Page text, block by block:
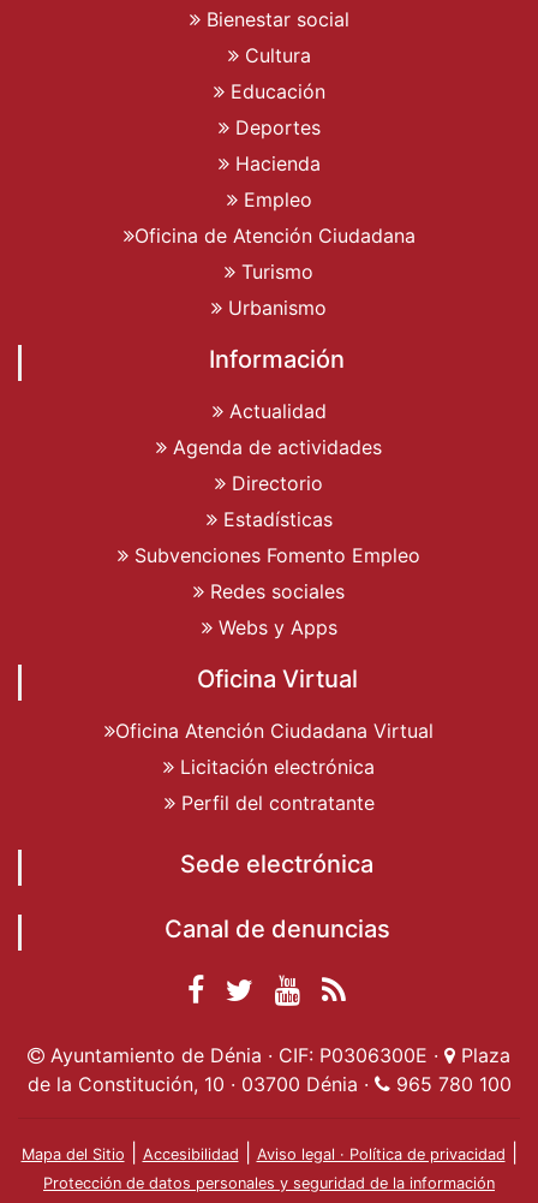
Bienestar social
Cultura
Educación
Deportes
Hacienda
Empleo
Oficina de Atención Ciudadana
Turismo
Urbanismo
Información
Actualidad
Agenda de actividades
Directorio
Estadísticas
Subvenciones Fomento Empleo
Redes sociales
Webs y Apps
Oficina Virtual
Oficina Atención Ciudadana Virtual
Licitación electrónica
Perfil del contratante
Sede electrónica
Canal de denuncias
Facebook
Ayuntamiento de
Dénia
Ayuntamiento de
Dénia
Ayuntamiento
de Dénia
Actualidad
Ayuntamiento de Dénia · CIF: P0306300E ·
Plaza
de la Constitución, 10 · 03700 Dénia ·
965 780 100
Mapa del Sitio Accesibilidad Aviso legal · Política de privacidad
Protección de datos personales y seguridad de la información